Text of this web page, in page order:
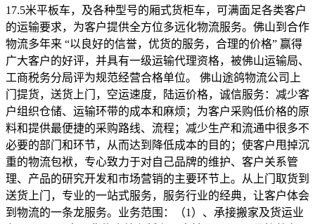
17.5米平板车，及各种型号的厢式货柜车，可满面足各类客户
的运输要求，为客户提供全方位多远化物流服务。佛山到合作
物流多年来 “以良好的信誉，优货的服务，合理的价格” 赢得
广大客户的好评，并具有一级运输代理资格，被佛山运输局、
工商税务分局评为规范经营合格单位。 佛山途鸽物流公司上
门提货，送货上门，空运速度，陆运价格，诚信服务：减少客
户组织仓储、运输环带的成本和麻烦；为客户采购低价格的原
料和提供最便捷的采购路线、流程；减少生产和流通中很多不
必要的部门和环节，从而达到降低成本的目的；使客户甩掉沉
重的物流包袱，专心致力于对自己品牌的维护、客户关系管
理、产品的研究开发和市场营销的主要环节上。从上门取货到
送货上门，专业的一站式服务，服务行业的经典，让客户体会
到物流的一条龙服务。业务范围：（1 ）、承接搬家及货运业